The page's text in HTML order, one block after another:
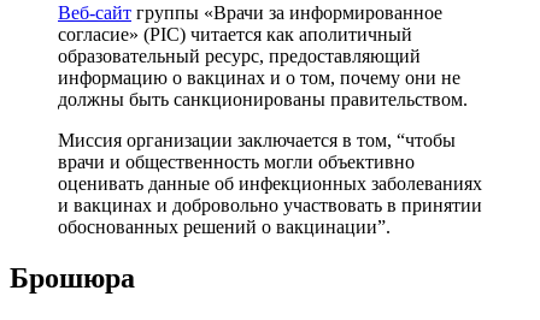
Веб-сайт группы «Врачи за информированное
согласие» (PIC) читается как аполитичный
образовательный ресурс, предоставляющий
информацию о вакцинах и о том, почему они не
должны быть санкционированы правительством.
Миссия организации заключается в том, “чтобы
врачи и общественность могли объективно
оценивать данные об инфекционных заболеваниях
и вакцинах и добровольно участвовать в принятии
обоснованных решений о вакцинации”.
Брошюра